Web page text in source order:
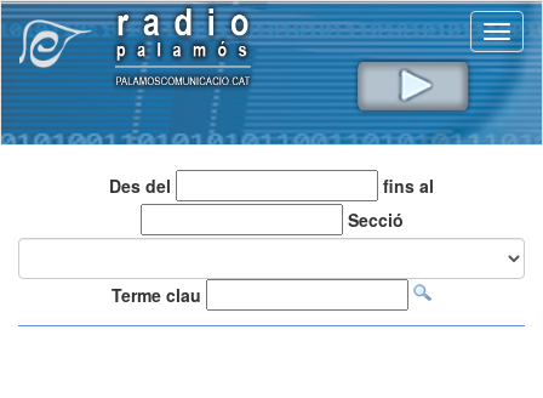
Des del
fins al
Secció
Terme clau